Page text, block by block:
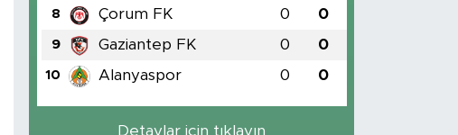
8 Çorum FK 0 0
9 Gaziantep FK 0 0
10 Alanyaspor 0 0
Detaylar için tıklayın